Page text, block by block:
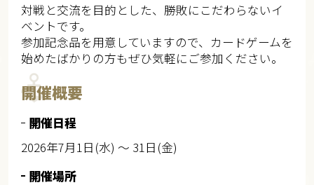
対戦と交流を目的とした、勝敗にこだわらないイ
ベントです。
参加記念品を用意していますので、カードゲームを
始めたばかりの方もぜひ気軽にご参加ください。
開催概要
開催日程
2026年7月1日(水) ～ 31日(金)
開催場所